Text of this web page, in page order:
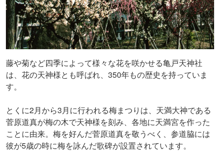
藤や菊など四季によって様々な花を咲かせる亀戸天神社
は、花の天神様とも呼ばれ、350年もの歴史を持っていま
す。
とくに2月から3月に行われる梅まつりは、天満大神である
菅原道真が梅の木で天神様を刻み、各地に天満宮を作った
ことに由来。梅を好んだ菅原道真を敬うべく、参道脇には
彼が5歳の時に梅を詠んだ歌碑が設置されています。